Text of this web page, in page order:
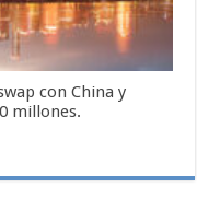
con China y
millones.